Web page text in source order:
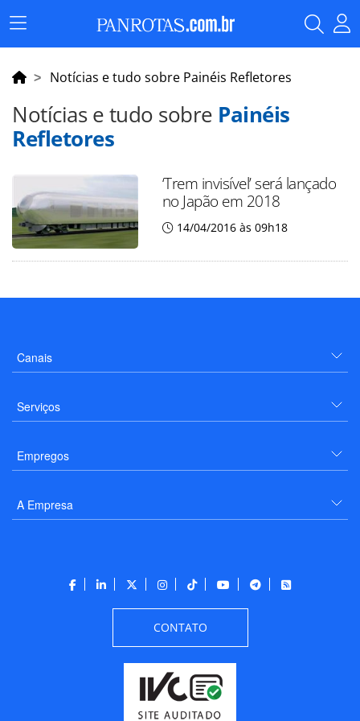
Menu
Principal
Notícias e tudo sobre Painéis Refletores
Notícias e tudo sobre Painéis
Refletores
‘Trem invisível’ será lançado
no Japão em 2018
14/04/2016 às 09h18
Canais
Serviços
Empregos
A Empresa
CONTATO